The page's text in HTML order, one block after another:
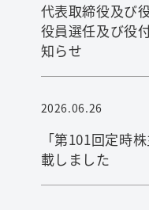
代表取締役及び
役員選任及び役
知らせ
2026.06.26
「第101回定時
載しました